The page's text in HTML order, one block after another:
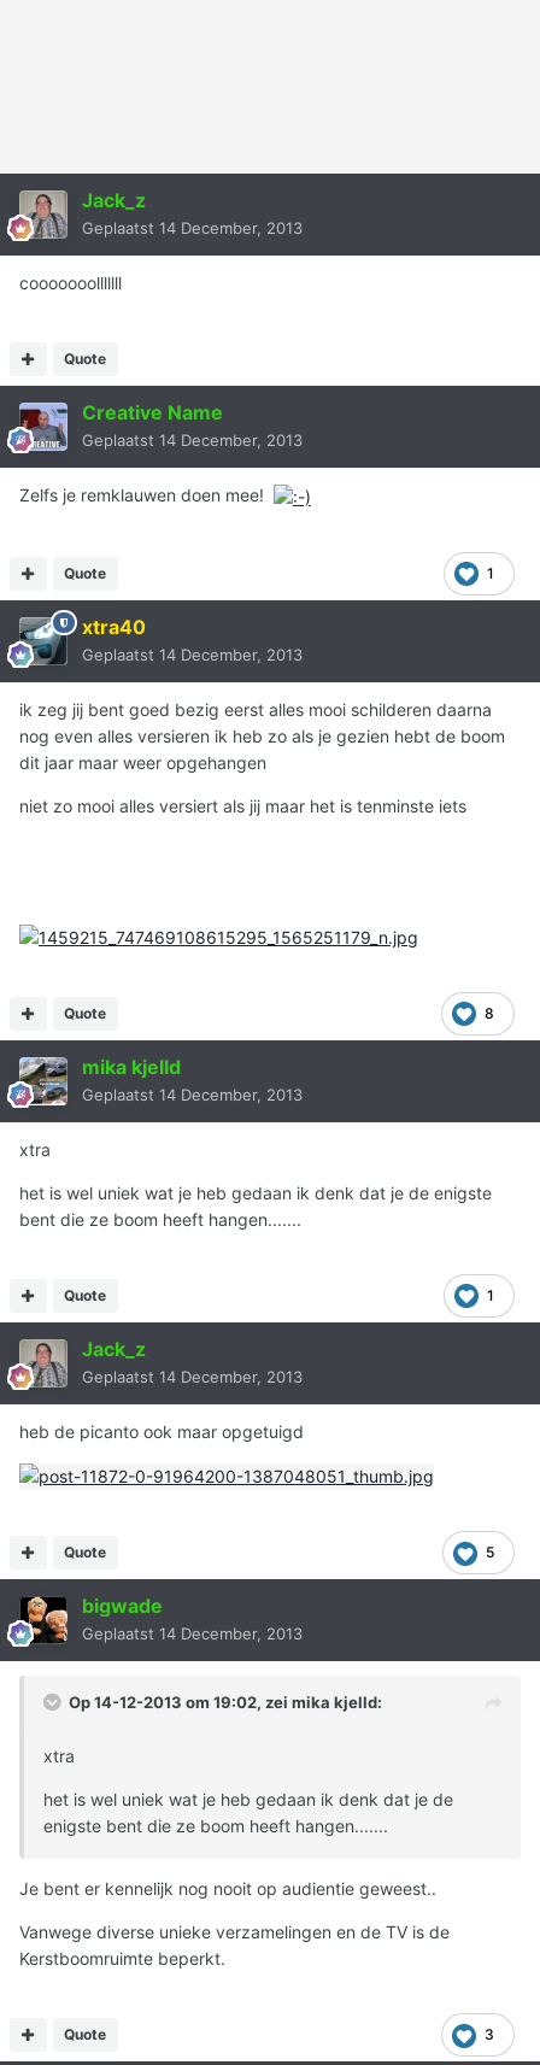
Jack_z
Geplaatst 14 December, 2013
cooooooolllllll
Quote
Creative Name
Geplaatst 14 December, 2013
Zelfs je remklauwen doen mee!
1
Quote
xtra40
Geplaatst 14 December, 2013
ik zeg jij bent goed bezig eerst alles mooi schilderen daarna
nog even alles versieren ik heb zo als je gezien hebt de boom
dit jaar maar weer opgehangen
niet zo mooi alles versiert als jij maar het is tenminste iets
8
Quote
mika kjelld
Geplaatst 14 December, 2013
xtra
het is wel uniek wat je heb gedaan ik denk dat je de enigste
bent die ze boom heeft hangen.......
1
Quote
Jack_z
Geplaatst 14 December, 2013
heb de picanto ook maar opgetuigd
5
Quote
bigwade
Geplaatst 14 December, 2013
Op 14-12-2013 om 19:02, zei mika kjelld:
xtra
het is wel uniek wat je heb gedaan ik denk dat je de
enigste bent die ze boom heeft hangen.......
Je bent er kennelijk nog nooit op audientie geweest..
Vanwege diverse unieke verzamelingen en de TV is de
Kerstboomruimte beperkt.
3
Quote